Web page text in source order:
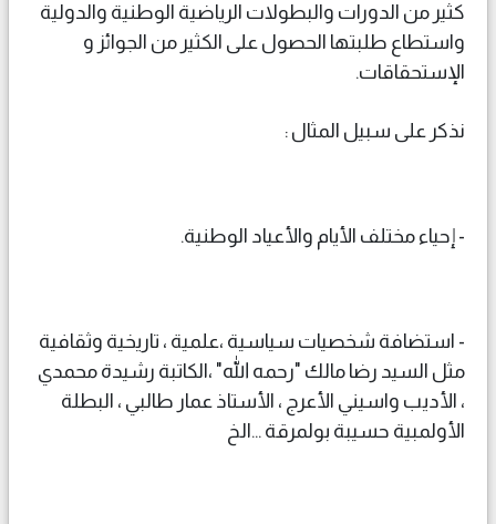
كثير من الدورات والبطولات الرياضية الوطنية والدولية
واستطاع طلبتها الحصول على الكثير من الجوائز و
الإستحقاقات.
نذكر على سبيل المثال :
- إحياء مختلف الأيام والأعياد الوطنية.
- استضافة شخصيات سياسية ،علمية ، تاريخية وثقافية
مثل السيد رضا مالك "رحمه الله" ،الكاتبة رشيدة محمدي
، الأديب واسيني الأعرج ، الأستاذ عمار طالبي ، البطلة
الأولمبية حسيبة بولمرقة ...الخ